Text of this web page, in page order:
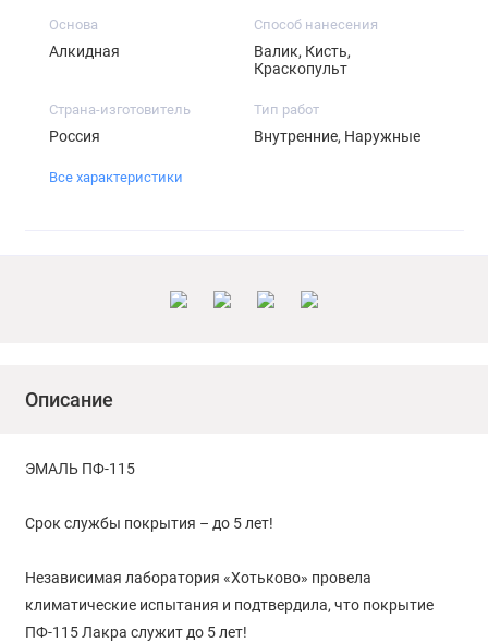
Основа
Алкидная
Способ нанесения
Валик, Кисть,
Краскопульт
Страна-изготовитель
Россия
Тип работ
Внутренние, Наружные
Все характеристики
Описание
ЭМАЛЬ ПФ-115
Срок службы покрытия – до 5 лет!
Независимая лаборатория «Хотьково» провела
климатические испытания и подтвердила, что покрытие
ПФ-115 Лакра служит до 5 лет!